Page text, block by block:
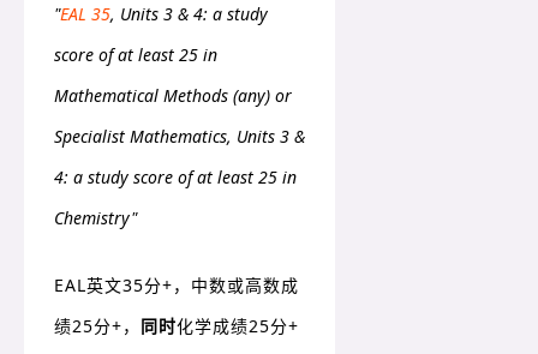
"EAL 35, Units 3 & 4: a study
score of at least 25 in
Mathematical Methods (any) or
Specialist Mathematics, Units 3 &
4: a study score of at least 25 in
Chemistry"
EAL英文35分+，中数或高数成
绩25分+， 同时化学成绩25分+